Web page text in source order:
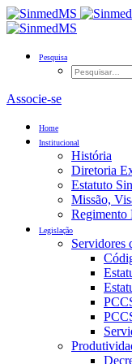
Pesquisa
Associe-se
Home
Institucional
História
Diretoria
Estatuto
Missão,
Regimento
Legislação
Servidores